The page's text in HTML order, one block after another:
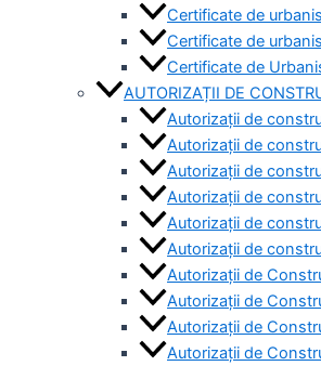
Certificate de
Certificate de
Certificate de
AUTORIZAȚII DE
Autorizații de
Autorizații de
Autorizații de
Autorizații de
Autorizații de
Autorizații de
Autorizații de
Autorizații de
Autorizaţii de
Autorizaţii de